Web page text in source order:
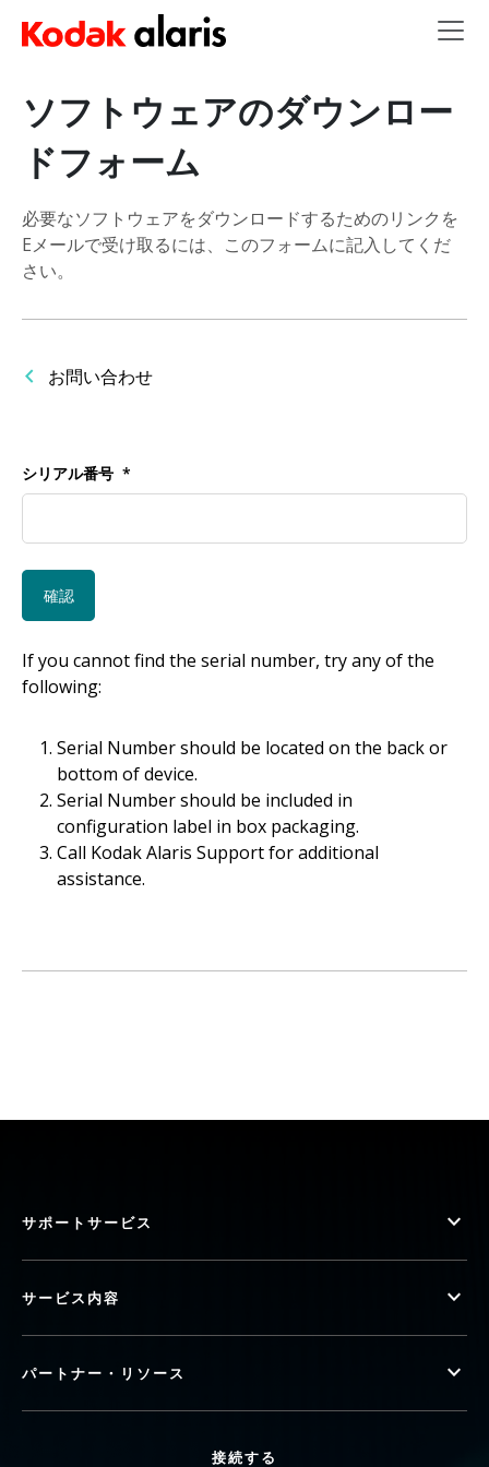
Skip to main content
ソフトウェアのダウンロー
ドフォーム
必要なソフトウェアをダウンロードするためのリンクを
Eメールで受け取るには、このフォームに記入してくだ
さい。
お問い合わせ
シリアル番号
If you cannot find the serial number, try any of the
following:
Serial Number should be located on the back or
bottom of device.
Serial Number should be included in
configuration label in box packaging.
Call Kodak Alaris Support for additional
assistance.
サポートサービス
サービス内容
パートナー・リソース
接続する